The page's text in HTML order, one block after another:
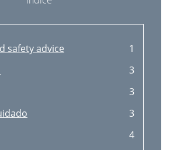
13
13
13
safety advice
1
3
3
3
4